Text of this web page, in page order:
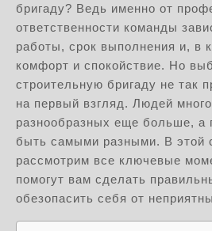
бригаду? Ведь именно от
ответственности команды
работы, срок выполнения и, в
комфорт и спокойствие. Но
строительную бригаду не так
на первый взгляд. Людей
разнообразных еще больше, а
быть самыми разными. В этой
рассмотрим все ключевые
помогут вам сделать
обезопасить себя от